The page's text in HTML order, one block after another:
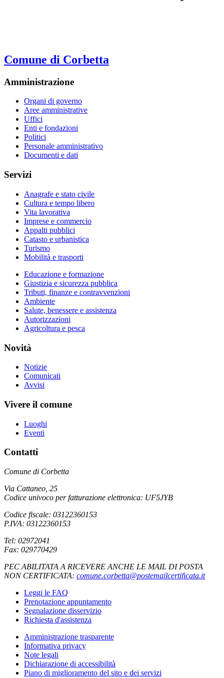
Comune di Corbetta
Amministrazione
Organi di governo
Aree amministrative
Uffici
Enti e fondazioni
Politici
Personale amministrativo
Documenti e dati
Servizi
Anagrafe e stato civile
Cultura e tempo libero
Vita lavorativa
Imprese e commercio
Appalti pubblici
Catasto e urbanistica
Turismo
Mobilità e trasporti
Educazione e formazione
Giustizia e sicurezza pubblica
Tributi, finanze e contravvenzioni
Ambiente
Salute, benessere e assistenza
Autorizzazioni
Agricoltura e pesca
Novità
Notizie
Comunicati
Avvisi
Vivere il comune
Luoghi
Eventi
Contatti
Comune di Corbetta
Via Cattaneo, 25
Codice univoco per fatturazione elettronica: UF5JYB
Codice fiscale: 03122360153
P.IVA: 03122360153
Tel: 02972041
Fax: 029770429
PEC ABILITATA A RICEVERE ANCHE LE MAIL DI POSTA
NON CERTIFICATA: comune.corbetta@postemailcertificata.it
Leggi le FAQ
Prenotazione appuntamento
Segnalazione disservizio
Richiesta d'assistenza
Amministrazione trasparente
Informativa privacy
Note legali
Dichiarazione di accessibilità
Piano di miglioramento del sito e dei servizi